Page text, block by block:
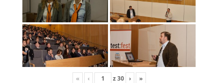
« ‹ z30 › »